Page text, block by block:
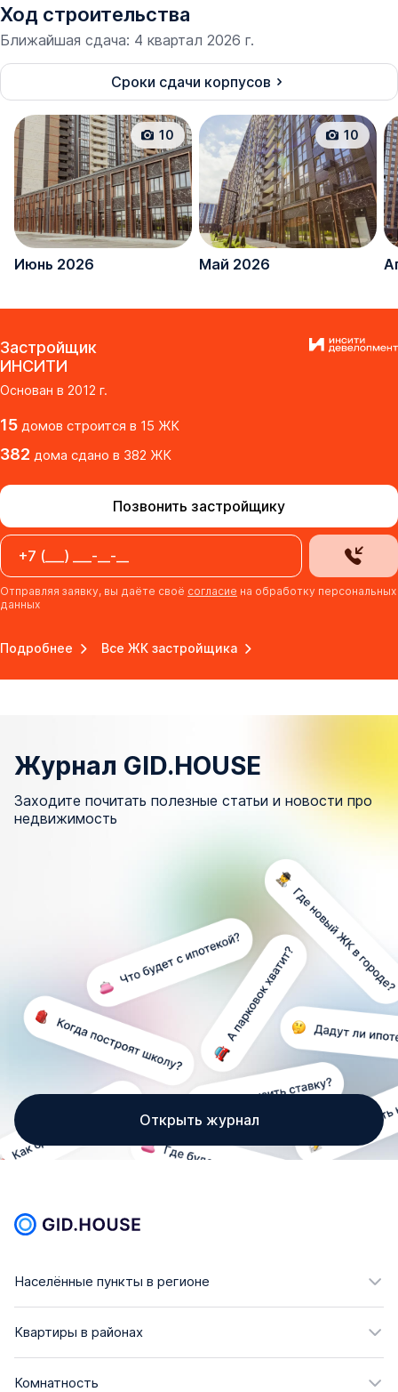
Ход строительства
Ближайшая сдача: 4 квартал 2026 г.
Сроки сдачи корпусов
10
Июнь 2026
10
Май 2026
Застройщик
ИНСИТИ
Основан в 2012 г.
15 домов строится в 15 ЖК
382 дома сдано в 382 ЖК
Позвонить застройщику
Отправляя заявку, вы даёте своё согласие на обработку персональных
данных
Подробнее Все ЖК застройщика
Журнал GID.HOUSE
Заходите почитать полезные статьи и новости про
недвижимость
Открыть журнал
Населённые пункты в регионе
Квартиры в районах
Комнатность